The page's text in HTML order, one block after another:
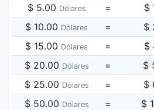
$ 5.00 Dólares = $
$ 10.00 Dólares = $
$ 15.00 Dólares = $
$ 20.00 Dólares = $
$ 25.00 Dólares = $
$ 50.00 Dólares = $